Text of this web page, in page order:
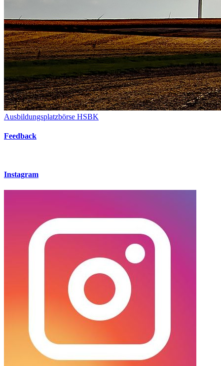
Ausbildungsplatzbörse HSBK
Feedback
Instagram